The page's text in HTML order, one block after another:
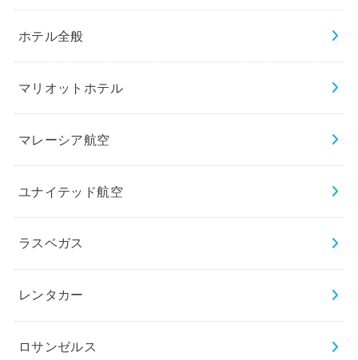
ホテル全般
マリオットホテル
マレーシア航空
ユナイテッド航空
ラスベガス
レンタカー
ロサンゼルス